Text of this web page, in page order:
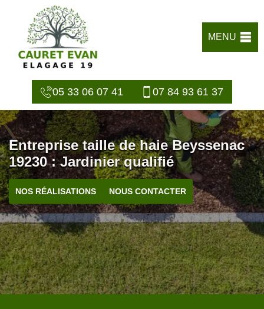
MENU
05 33 06 07 41 07 84 93 61 37
Entreprise taille de haie Beyssenac
19230 : Jardinier qualifié
NOS RÉALISATIONS NOUS CONTACTER